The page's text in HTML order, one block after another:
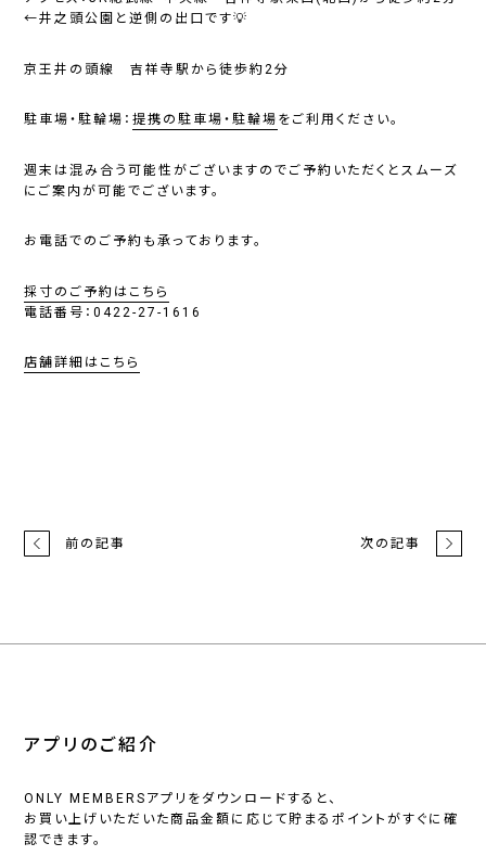
←井之頭公園と逆側の出口です💡
京王井の頭線 吉祥寺駅から徒歩約2分
駐車場・駐輪場：提携の駐車場・駐輪場 をご利用ください。
週末は混み合う可能性がございますのでご予約いただくとスムーズ
にご案内が可能でございます。
お電話でのご予約も承っております。
採寸のご予約はこちら
電話番号：0422-27-1616
店舗詳細はこちら
前の記事 次の記事
アプリのご紹介
ONLY MEMBERSアプリをダウンロードすると、
お買い上げいただいた商品金額に応じて貯まるポイントがすぐに確
認できます。